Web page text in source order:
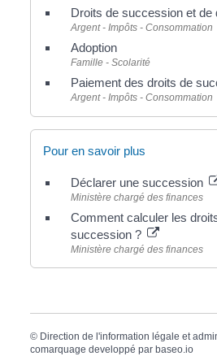
Droits de succession et de
Argent - Impôts - Consommation
Adoption
Famille - Scolarité
Paiement des droits de
Argent - Impôts - Consommation
Pour en savoir plus
Déclarer une succession
Ministère chargé des finances
Comment calculer les
succession ?
Ministère chargé des finances
© Direction de l'information légale et
comarquage developpé par baseo.io